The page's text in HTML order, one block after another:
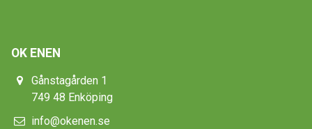
OK ENEN
Gånstagården 1
749 48 Enköping
info@okenen.se